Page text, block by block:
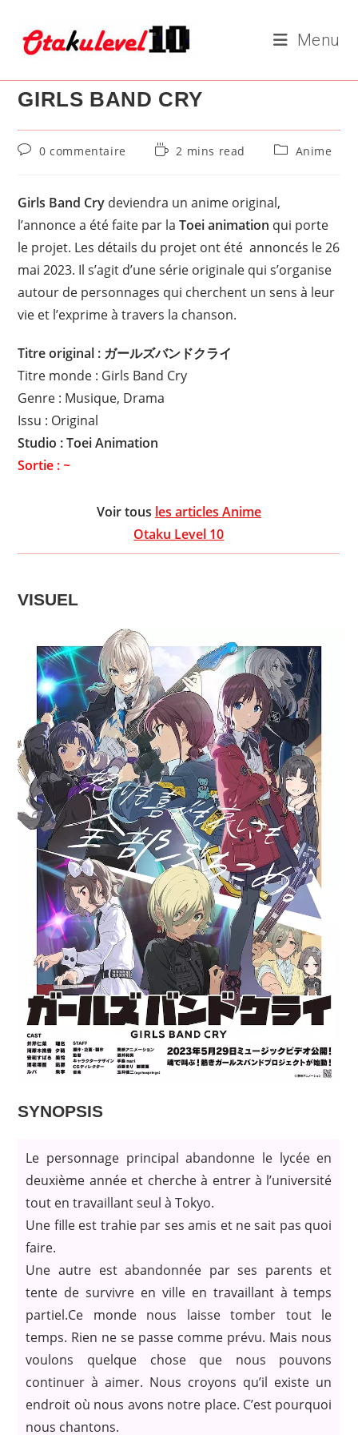
content
Menu
GIRLS BAND CRY
Commentaires
publication :
0 commentaire
Temps2 mins read
PostAnime
Girls Band Cry deviendra un anime original,
l’annonce a été faite par laToei animation qui porte
le projet. Les détails du projet ont été annoncés le 26
mai 2023. Il s’agit d’une série originale qui s’organise
autour de personnages qui cherchent un sens à leur
vie et l’exprime à travers la chanson.
Titre original : ガールズバンドクライ
Titre monde : Girls Band Cry
Genre : Musique, Drama
Issu : Original
Studio : Toei Animation
Sortie : ~
Voir tous les articles Anime
Otaku Level 10
VISUEL
SYNOPSIS
Le personnage principal abandonne le lycée en
deuxième année et cherche à entrer à l’université
tout en travaillant seul à Tokyo.
Une fille est trahie par ses amis et ne sait pas quoi
faire.
Une autre est abandonnée par ses parents et
tente de survivre en ville en travaillant à temps
partiel.Ce monde nous laisse tomber tout le
temps. Rien ne se passe comme prévu. Mais nous
voulons quelque chose que nous pouvons
continuer à aimer. Nous croyons qu’il existe un
endroit où nous avons notre place. C’est pourquoi
nous chantons.